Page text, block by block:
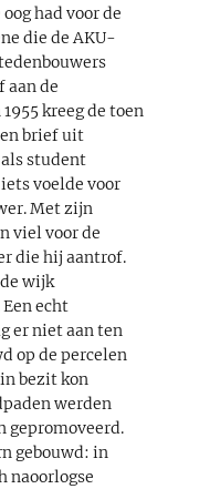
had voor de
die de AKU-
aan de
kreeg de toen
brief uit
student
voelde voor
Met zijn
viel voor de
die hij aantrof.
wijk
echt
er niet aan ten
op de percelen
bezit kon
werden
gepromoveerd.
gebouwd: in
naoorlogse